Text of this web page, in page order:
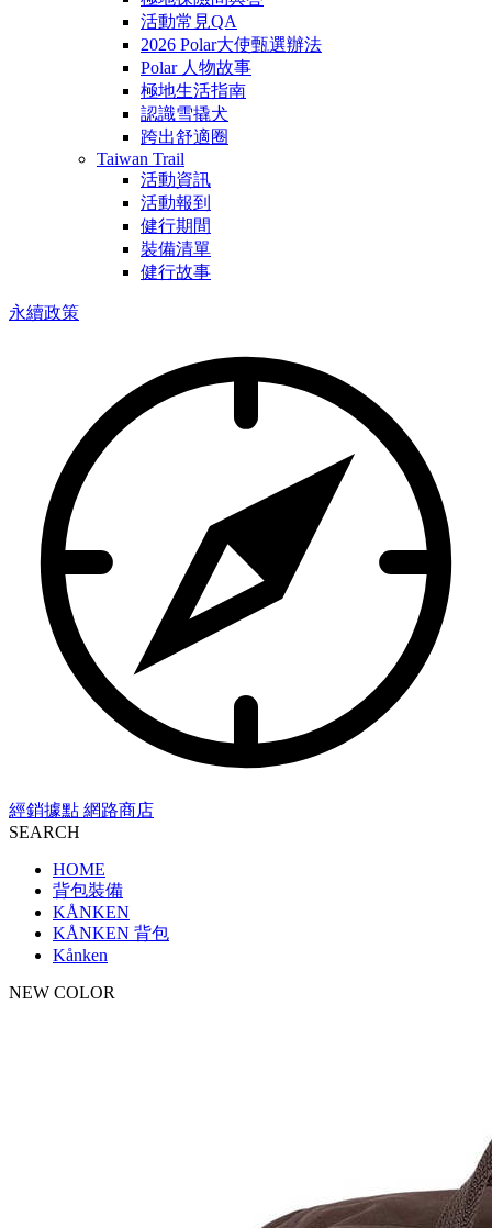
活動常見QA
2026 Polar大使甄選辦法
Polar 人物故事
極地生活指南
認識雪撬犬
跨出舒適圈
Taiwan Trail
活動資訊
活動報到
健行期間
裝備清單
健行故事
永續政策
經銷據點 網路商店
SEARCH
HOME
背包裝備
KÅNKEN
KÅNKEN 背包
Kånken
NEW COLOR